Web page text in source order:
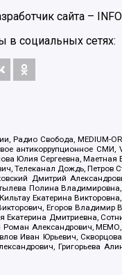
сайта –
в социальных сетях:
Радио Свобода, MEDIUM-
антикоррупционное СМИ,
Юлия Сергеевна, Маетная
Телеканал Дождь, Петров
Дмитрий
Полина
Екатерина
Егоров Владимир
Дмитриевна,
Александрович,
Иван Юрьевич,
Григорьева